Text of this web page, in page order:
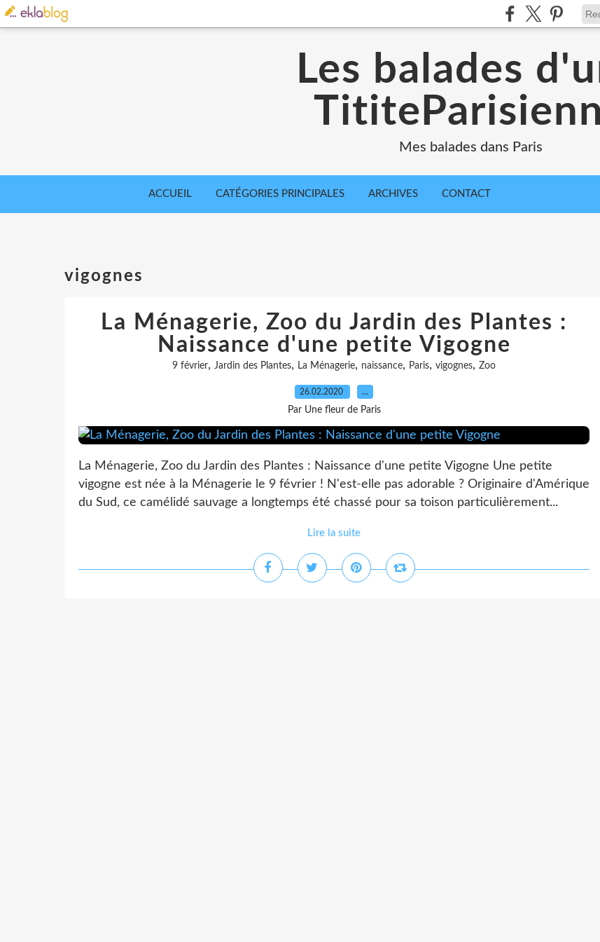
Les balades
Mes balades dans Paris
ACCUEIL CATÉGORIES PRINCIPALES ARCHIVES CONTACT
vigognes
La Ménagerie, Zoo du Jardin des Plantes :
Naissance d'une petite Vigogne
9 février, Jardin des Plantes, La Ménagerie, naissance, Paris, vigognes, Zoo
26.02.2020 …
Par Une fleur de Paris
La Ménagerie, Zoo du Jardin des Plantes : Naissance d'une petite Vigogne Une petite
vigogne est née à la Ménagerie le 9 février ! N'est-elle pas adorable ? Originaire d'Amérique
du Sud, ce camélidé sauvage a longtemps été chassé pour sa toison particulièrement...
Lire la suite